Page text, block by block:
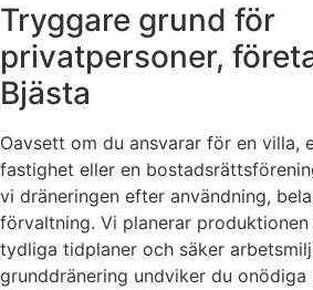
Tryggare grund för
privatpersoner,
Bjästa
Oavsett om du ansvarar för en villa,
fastighet eller en
vi dräneringen efter användning,
förvaltning. Vi planerar
tydliga tidplaner och säker
grunddränering undviker du onödiga